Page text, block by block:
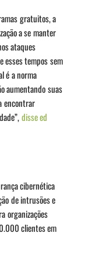
gratuitos, a
a se manter
ataques
esses tempos sem
é a norma
aumentando suas
encontrar
disse ed
cibernética
de intrusões e
organizações
clientes em